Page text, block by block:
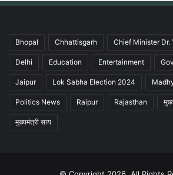
Bhopal Chhattisgarh Chief Minister Dr.
Delhi Education Entertainment
Jaipur Lok Sabha Election 2024
Politics News Raipur Rajasthan
मुख्यमंत्री साय